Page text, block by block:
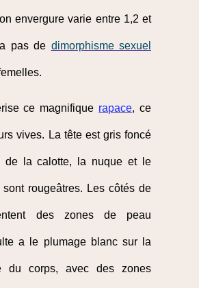
envergure varie entre 1,2 et
pas de dimorphisme sexuel
ce magnifique rapace, ce
vives. La tête est gris foncé
de la calotte, la nuque et le
rougeâtres. Les côtés de
des zones de peau
a le plumage blanc sur la
du corps, avec des zones